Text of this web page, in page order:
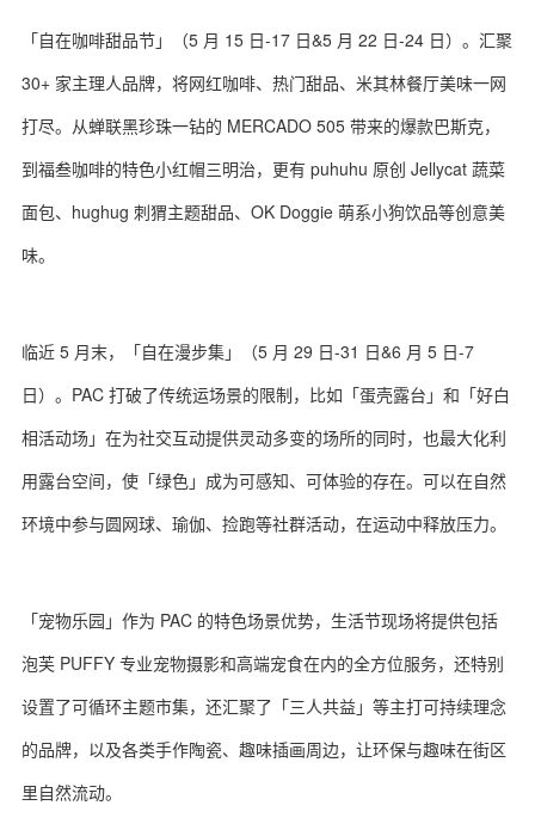
「自在咖啡甜品节」（5 月 15 日-17 日&5 月 22 日-24 日）。汇聚
30+ 家主理人品牌，将网红咖啡、热门甜品、米其林餐厅美味一网
打尽。从蝉联黑珍珠一钻的 MERCADO 505 带来的爆款巴斯克，
到福叁咖啡的特色小红帽三明治，更有 puhuhu 原创 Jellycat 蔬菜
面包、hughug 刺猬主题甜品、OK Doggie 萌系小狗饮品等创意美
味。
临近 5 月末，「自在漫步集」（5 月 29 日-31 日&6 月 5 日-7
日）。PAC 打破了传统运场景的限制，比如「蛋壳露台」和「好白
相活动场」在为社交互动提供灵动多变的场所的同时，也最大化利
用露台空间，使「绿色」成为可感知、可体验的存在。可以在自然
环境中参与圆网球、瑜伽、捡跑等社群活动，在运动中释放压力。
「宠物乐园」作为 PAC 的特色场景优势，生活节现场将提供包括
泡芙 PUFFY 专业宠物摄影和高端宠食在内的全方位服务，还特别
设置了可循环主题市集，还汇聚了「三人共益」等主打可持续理念
的品牌，以及各类手作陶瓷、趣味插画周边，让环保与趣味在街区
里自然流动。